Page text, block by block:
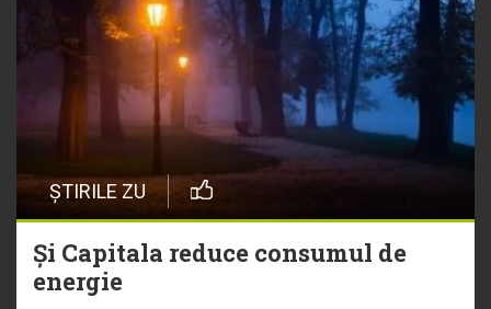
ȘTIRILE ZU
Și Capitala reduce consumul de
energie